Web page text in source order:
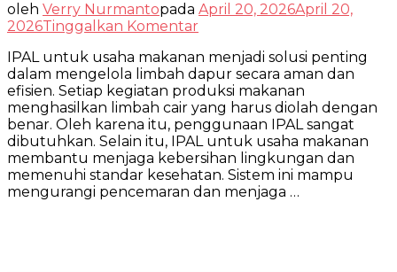
oleh Verry Nurmantopada April 20, 2026April 20,
2026Tinggalkan Komentar
untuk
Usaha
Makanan
IPAL untuk usaha makanan menjadi solusi penting
dalam mengelola limbah dapur secara aman dan
efisien. Setiap kegiatan produksi makanan
menghasilkan limbah cair yang harus diolah dengan
benar. Oleh karena itu, penggunaan IPAL sangat
dibutuhkan. Selain itu, IPAL untuk usaha makanan
membantu menjaga kebersihan lingkungan dan
memenuhi standar kesehatan. Sistem ini mampu
mengurangi pencemaran dan menjaga …